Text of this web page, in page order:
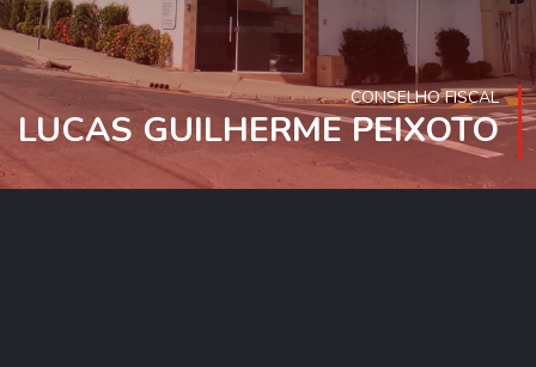
CONSELHO FISCAL
LUCAS GUILHERME PEIXOTO